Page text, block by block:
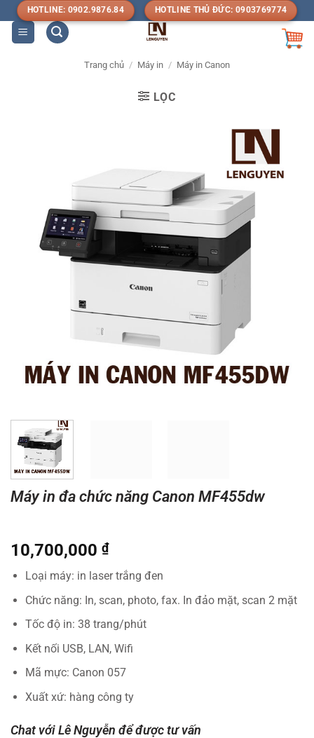
qua
nội
HOTLINE: 0902.9876.84 HOTLINE THỦ ĐỨC: 0903769774
Trang chủ / Máy in / Máy in Canon
LỌC
Máy in đa chức năng Canon MF455dw
10,700,000 ₫
Loại máy: in laser trắng đen
Chức năng: In, scan, photo, fax. In đảo mặt, scan 2 mặt
Tốc độ in: 38 trang/phút
Kết nối USB, LAN, Wifi
Mã mực: Canon 057
Xuất xứ: hàng công ty
Chat với Lê Nguyễn để được tư vấn